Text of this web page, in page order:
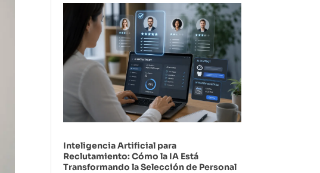
Inteligencia Artificial para
Reclutamiento: Cómo la IA Está
Transformando la Selección de Personal